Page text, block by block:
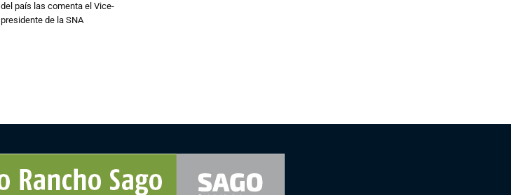
del país las comenta el Vice-
presidente de la SNA